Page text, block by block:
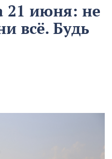
21 июня: не
всё. Будь